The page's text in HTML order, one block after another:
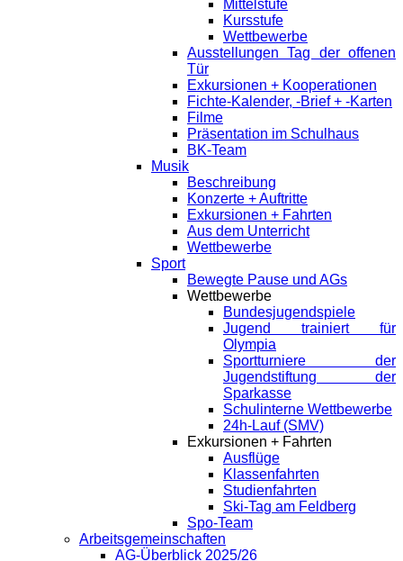
Mittelstufe
Kursstufe
Wettbewerbe
Ausstellungen Tag der offenen
Tür
Exkursionen + Kooperationen
Fichte-Kalender, -Brief + -Karten
Filme
Präsentation im Schulhaus
BK-Team
Musik
Beschreibung
Konzerte + Auftritte
Exkursionen + Fahrten
Aus dem Unterricht
Wettbewerbe
Sport
Bewegte Pause und AGs
Wettbewerbe
Bundesjugendspiele
Jugend trainiert für
Olympia
Sportturniere der
Jugendstiftung der
Sparkasse
Schulinterne Wettbewerbe
24h-Lauf (SMV)
Exkursionen + Fahrten
Ausflüge
Klassenfahrten
Studienfahrten
Ski-Tag am Feldberg
Spo-Team
Arbeitsgemeinschaften
AG-Überblick 2025/26